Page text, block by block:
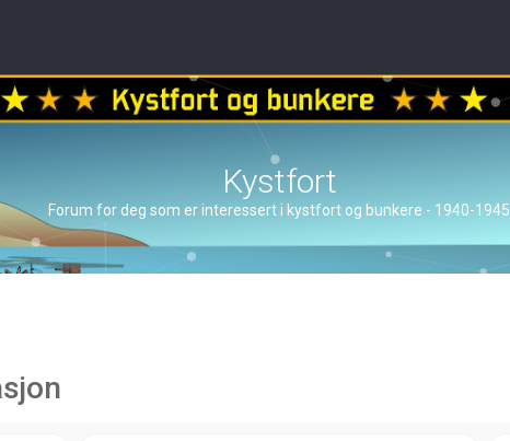
Kystfort
Forum for deg som er interessert i kystfort og bunkere - 1940-1945